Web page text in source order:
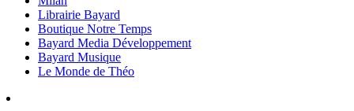
Librairie Bayard
Boutique Notre Temps
Bayard Media Développement
Bayard Musique
Le Monde de Théo